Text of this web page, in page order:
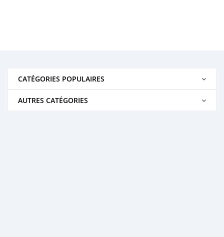
CATÉGORIES POPULAIRES
AUTRES CATÉGORIES